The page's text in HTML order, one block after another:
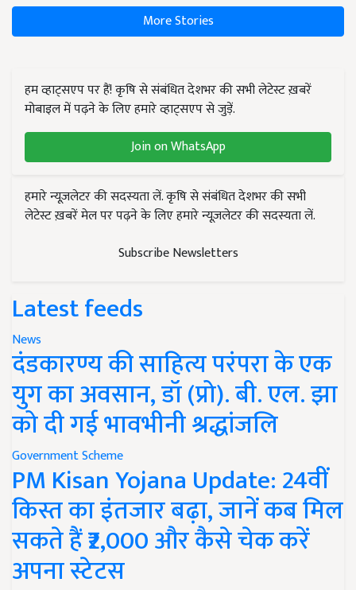
More Stories
हम व्हाट्सएप पर हैं! कृषि से संबंधित देशभर की सभी लेटेस्ट ख़बरें
मोबाइल में पढ़ने के लिए हमारे व्हाट्सएप से जुड़ें.
Join on WhatsApp
हमारे न्यूज़लेटर की सदस्यता लें. कृषि से संबंधित देशभर की सभी
लेटेस्ट ख़बरें मेल पर पढ़ने के लिए हमारे न्यूज़लेटर की सदस्यता लें.
Subscribe Newsletters
Latest feeds
News
दंडकारण्य की साहित्य परंपरा के एक
युग का अवसान, डॉ (प्रो). बी. एल. झा
को दी गई भावभीनी श्रद्धांजलि
Government Scheme
PM Kisan Yojana Update: 24वीं
किस्त का इंतजार बढ़ा, जानें कब मिल
सकते हैं ₹2,000 और कैसे चेक करें
अपना स्टेटस